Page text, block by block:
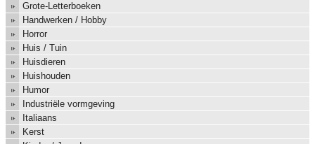
Grote-Letterboeken
Handwerken / Hobby
Horror
Huis / Tuin
Huisdieren
Huishouden
Humor
Industriële vormgeving
Italiaans
Kerst